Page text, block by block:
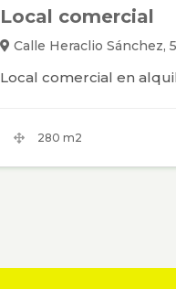
Local comercial
Calle Heraclio Sánchez,
Local comercial en
280 m2